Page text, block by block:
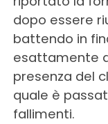
dopo essere
battendo in
esattamente
presenza del
quale è
fallimenti.